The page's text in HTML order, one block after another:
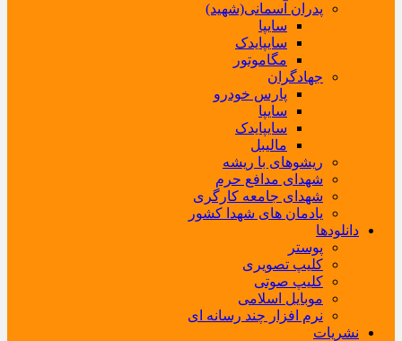
پدران آسمانی(شهید)
سایپا
سایپایدک
مگاموتور
جهادگران
پارس خودرو
سایپا
سایپایدک
مالیبل
ریشوهای با ریشه
شهدای مدافع حرم
شهدای جامعه کارگری
یادمان های شهدا کشور
دانلودها
پوستر
کلیپ تصویری
کلیپ صوتی
موبایل اسلامی
نرم افزار چند رسانه ای
نشریات